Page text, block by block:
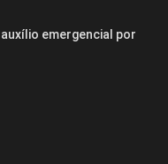
emergencial por